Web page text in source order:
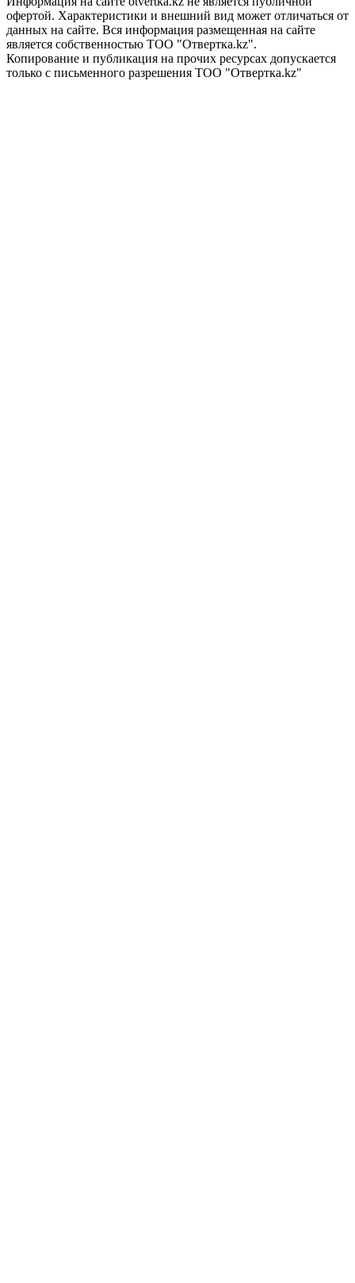
офертой. Характеристики и внешний вид может отличаться от
данных на сайте. Вся информация размещенная на сайте
является собственностью ТОО "Отвертка.kz".
Копирование и публикация на прочих ресурсах допускается
только с письменного разрешения ТОО "Отвертка.kz"